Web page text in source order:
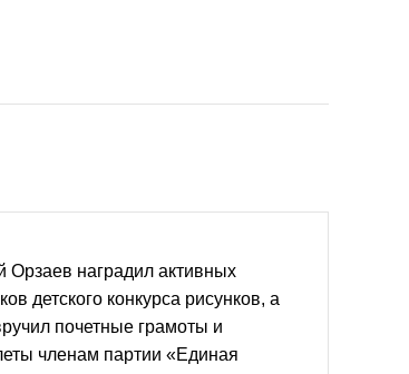
Орзаев наградил активных
детского конкурса рисунков, а
почетные грамоты и
членам партии «Единая